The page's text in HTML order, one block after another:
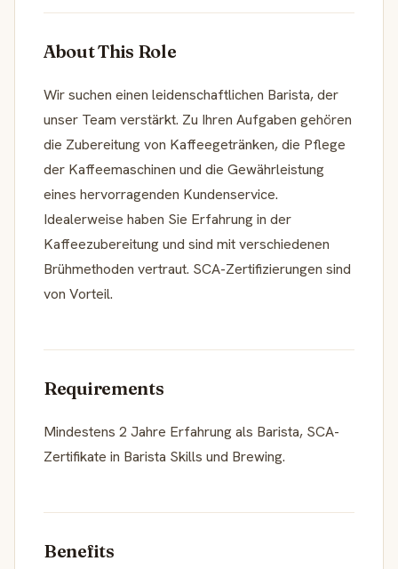
About This Role
Wir suchen einen leidenschaftlichen Barista, der
unser Team verstärkt. Zu Ihren Aufgaben gehören
die Zubereitung von Kaffeegetränken, die Pflege
der Kaffeemaschinen und die Gewährleistung
eines hervorragenden Kundenservice.
Idealerweise haben Sie Erfahrung in der
Kaffeezubereitung und sind mit verschiedenen
Brühmethoden vertraut. SCA-Zertifizierungen sind
von Vorteil.
Requirements
Mindestens 2 Jahre Erfahrung als Barista, SCA-
Zertifikate in Barista Skills und Brewing.
Benefits